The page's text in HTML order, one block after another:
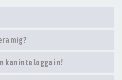
mig?
kan inte logga in!